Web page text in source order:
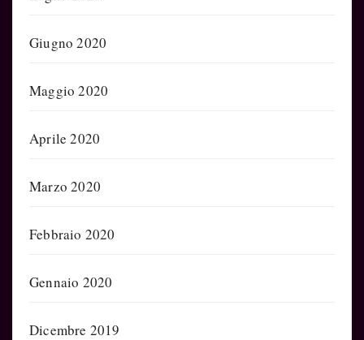
Giugno 2020
Maggio 2020
Aprile 2020
Marzo 2020
Febbraio 2020
Gennaio 2020
Dicembre 2019